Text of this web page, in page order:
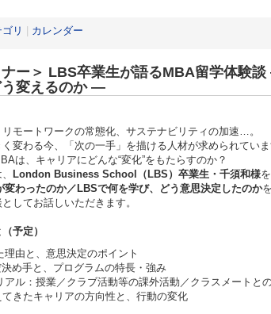
リ カレンダー
ナー＞ LBS卒業生が語るMBA留学体験
う変えるのか ―
モートワークの常態化、サステナビリティの加速…。
変わる今、「次の一手」を描ける人材が求められていま
は、キャリアにどんな“変化”をもたらすのか？
London Business School （LBS ）卒業生・千須和様
変わったのか／LBSで何を学び、どう意思決定したのか
してお話しいただきます。
予定）
理由と、意思決定のポイント
決め手と、プログラムの特長・強み
アル：授業／クラブ活動等の課外活動／クラスメートと
てきたキャリアの方向性と、行動の変化